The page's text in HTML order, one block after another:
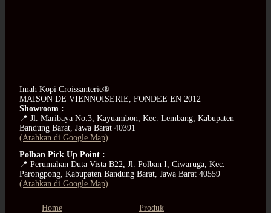
Imah Kopi Croissanterie®
MAISON DE VIENNOISERIE, FONDEE EN 2012
Showroom :
📍 Jl. Maribaya No.3, Kayuambon, Kec. Lembang, Kabupaten
Bandung Barat, Jawa Barat 40391
(Arahkan di Google Map)
Polban Pick Up Point :
📍 Perumahan Duta Vista B22, Jl. Polban I, Ciwaruga, Kec.
Parongpong, Kabupaten Bandung Barat, Jawa Barat 40559
(Arahkan di Google Map)
Home
Produk